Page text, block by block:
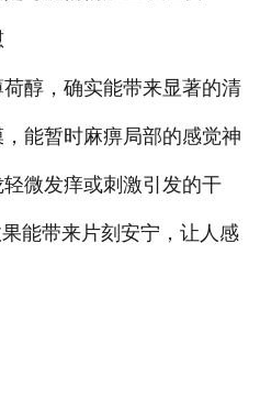
人才招聘
联系我们
醇，确实能带来显著的清
能暂时麻痹局部的感觉神
微发痒或刺激引发的干
能带来片刻安宁，让人感